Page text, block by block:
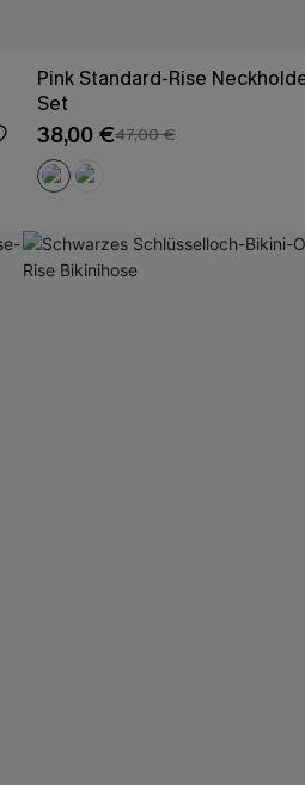
Pink Standard-Rise
Set
38,00 €47,00 €